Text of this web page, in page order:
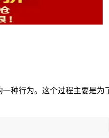
种行为。这个过程主要是